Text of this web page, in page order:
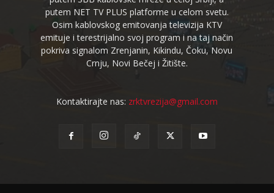
putem NET TV PLUS platforme u celom svetu.
Osim kablovskog emitovanja televizija KTV
emituje i terestrijalno svoj program i na taj način
pokriva signalom Zrenjanin, Kikindu, Čoku, Novu
Crnju, Novi Bečej i Žitište.
Kontaktirajte nas: zrktvrezija@gmail.com